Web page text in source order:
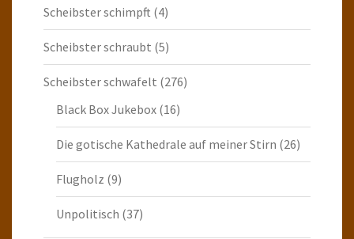
Scheibster schimpft (4)
Scheibster schraubt (5)
Scheibster schwafelt (276)
Black Box Jukebox (16)
Die gotische Kathedrale auf meiner Stirn (26)
Flugholz (9)
Unpolitisch (37)